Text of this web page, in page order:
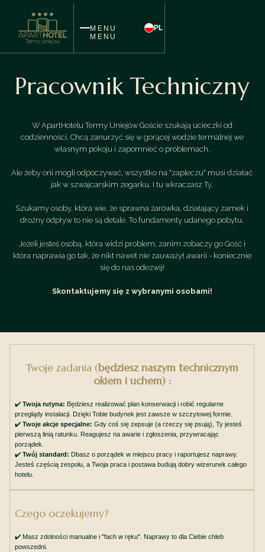
MENU
MENU
PL
Pracownik Techniczny
W ApartHotelu Termy Uniejów Goście szukają ucieczki od
codzienności. Chcą zanurzyć się w gorącej wodzie termalnej we
własnym pokoju i zapomnieć o problemach.
Ale żeby oni mogli odpoczywać, wszystko na "zapleczu" musi działać
jak w szwajcarskim zegarku. I tu wkraczasz Ty.
Szukamy osoby, która wie, że sprawna żarówka, działający zamek i
drożny odpływ to nie są detale. To fundamenty udanego pobytu.
Jeżeli jesteś osobą, która widzi problem, zanim zobaczy go Gość i
która naprawia go tak, że nikt nawet nie zauważył awarii - koniecznie
się do nas odezwij!
Skontaktujemy się z wybranymi osobami!
Twoje zadania (będziesz naszym technicznym
okiem i uchem) :
✔️ Twoja rutyna: Będziesz realizować plan konserwacji i robić regularne
przeglądy instalacji. Dzięki Tobie budynek jest zawsze w szczytowej formie.
✔️ Twoje akcje specjalne: Gdy coś się zepsuje (a rzeczy się psują), Ty jesteś
pierwszą linią ratunku. Reagujesz na awarie i zgłoszenia, przywracając
porządek.
✔️ Twój standard: Dbasz o porządek w miejscu pracy i raportujesz naprawy.
Jesteś częścią zespołu, a Twoja praca i postawa budują dobry wizerunek całego
hotelu.
Czego oczekujemy?
✔️ Masz zdolności manualne i "fach w ręku". Naprawy to dla Ciebie chleb
powszedni.